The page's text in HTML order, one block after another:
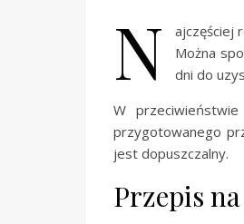
N
ajczęściej
Można
dni do
W
przygotowanego
jest dopuszczalny.
Przepis